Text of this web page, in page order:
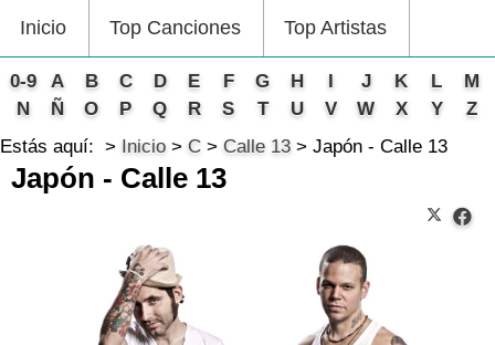
Inicio Top Canciones Top Artistas
0-9 A B C D E F G H I J K L
M
N
Ñ O P Q R S T U V W X Y
Z
Estás aquí:
Inicio C Calle 13 Japón - Calle 13
Japón - Calle 13